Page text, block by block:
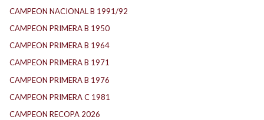
CAMPEON NACIONAL B 1991/92
CAMPEON PRIMERA B 1950
CAMPEON PRIMERA B 1964
CAMPEON PRIMERA B 1971
CAMPEON PRIMERA B 1976
CAMPEON PRIMERA C 1981
CAMPEON RECOPA 2026